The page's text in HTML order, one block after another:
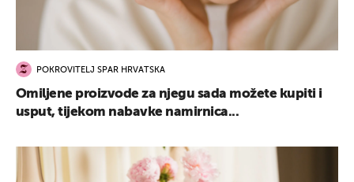
POKROVITELJ SPAR HRVATSKA
Omiljene proizvode za njegu sada možete kupiti i
usput, tijekom nabavke namirnica...